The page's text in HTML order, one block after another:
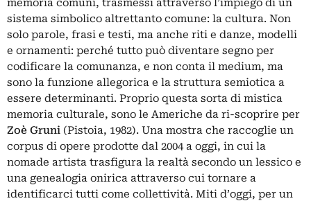
memoria comuni, trasmessi attraverso l’impiego di un
sistema simbolico altrettanto comune: la cultura. Non
solo parole, frasi e testi, ma anche riti e danze, modelli
e ornamenti: perché tutto può diventare segno per
codificare la comunanza, e non conta il medium, ma
sono la funzione allegorica e la struttura semiotica a
essere determinanti. Proprio questa sorta di mistica
memoria culturale, sono le Americhe da ri-scoprire per
Zoè Gruni (Pistoia, 1982). Una mostra che raccoglie un
corpus di opere prodotte dal 2004 a oggi, in cui la
nomade artista trasfigura la realtà secondo un lessico e
una genealogia onirica attraverso cui tornare a
identificarci tutti come collettività. Miti d’oggi, per un